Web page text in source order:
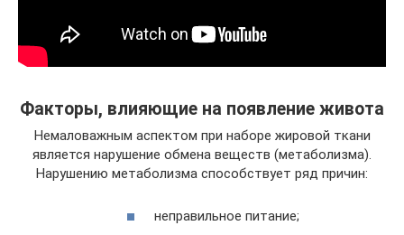
Факторы, влияющие на появление живота
Немаловажным аспектом при наборе жировой ткани
является нарушение обмена веществ (метаболизма).
Нарушению метаболизма способствует ряд причин:
неправильное питание;